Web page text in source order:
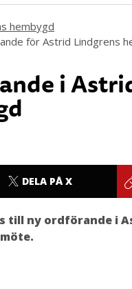
för Astrid Lindgrens
i
DELA PÅ X
till ny ordförande i